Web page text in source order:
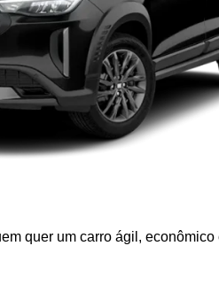
quer um carro ágil,